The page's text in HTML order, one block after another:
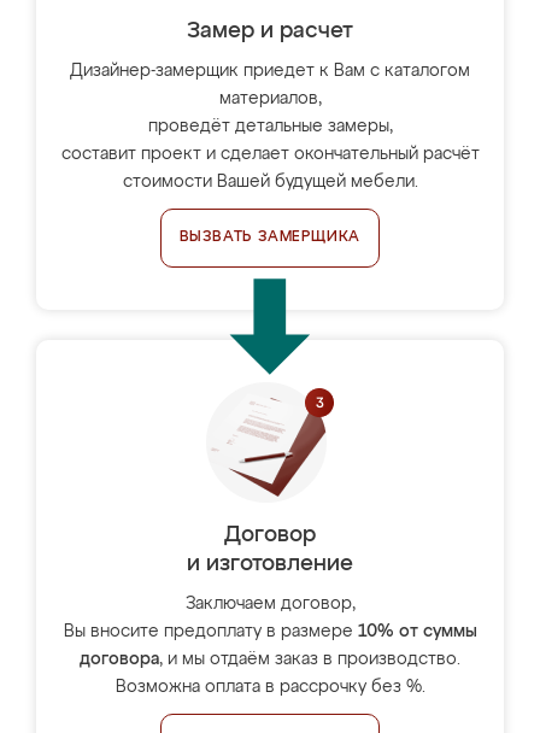
Замер и расчет
Дизайнер-замерщик приедет к Вам с каталогом
материалов,
проведёт детальные замеры,
составит проект и сделает окончательный расчёт
стоимости Вашей будущей мебели.
ВЫЗВАТЬ ЗАМЕРЩИКА
Договор
и изготовление
Заключаем договор,
Вы вносите предоплату в размере 10% от суммы
договора, и мы отдаём заказ в производство.
Возможна оплата в рассрочку без %.